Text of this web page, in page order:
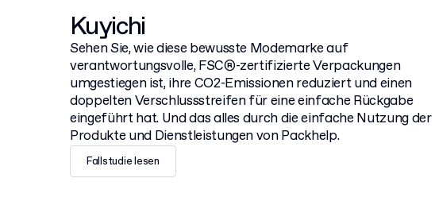
Kuyichi
Sehen Sie, wie diese bewusste Modemarke auf
verantwortungsvolle, FSC®-zertifizierte Verpackungen
umgestiegen ist, ihre CO2-Emissionen reduziert und einen
doppelten Verschlussstreifen für eine einfache Rückgabe
eingeführt hat. Und das alles durch die einfache Nutzung der
Produkte und Dienstleistungen von Packhelp.
Fallstudie lesen